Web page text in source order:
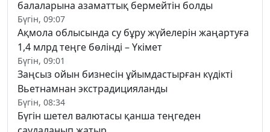
балаларына азаматтық бермейтін болды
Бүгін, 09:07
Ақмола облысында су бұру жүйелерін жаңартуға
1,4 млрд теңге бөлінді – Үкімет
Бүгін, 09:01
Заңсыз ойын бизнесін ұйымдастырған күдікті
Вьетнамнан экстрадицияланды
Бүгін, 08:34
Бүгін шетел валютасы қанша теңгеден